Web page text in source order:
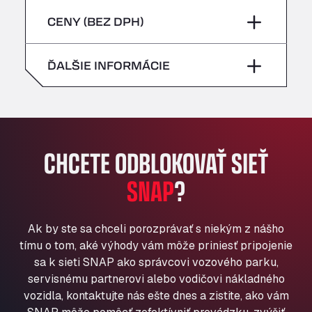
Bühlwiesenweg 15, 72221
All 4 Trucks
American Truck Wash
Av. des Etats-Unis 90, 6041
AP7 Salida 2, C/ Bassegoda, 4, 17700
Andamur Pamplona
A-15 Salida Imarcoain, 31119
Aut A1 Exit 385, 01207
Anglia Motel
Washway Road, PE12 8LT
Anpol Sp. z o.o.
Ul. Torunska 147, 85884
nedeľa –
piatok –
nedeľa –
CENY (BEZ DPH)
ĎALŠIE INFORMÁCIE
CHCETE ODBLOKOVAŤ SIEŤ
SNAP?
Ak by ste sa chceli porozprávať s niekým z nášho
tímu o tom, aké výhody vám môže priniesť pripojenie
sa k sieti SNAP ako správcovi vozového parku,
servisnému partnerovi alebo vodičovi nákladného
vozidla, kontaktujte nás ešte dnes a zistite, ako vám